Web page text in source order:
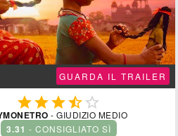
GUARDA IL TRAILER
 
- GIUDIZIO MEDIO
3.31 - CONSIGLIATO SÌ